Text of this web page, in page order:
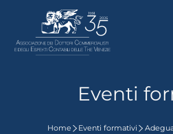
Eventi
Home Eventi formativi